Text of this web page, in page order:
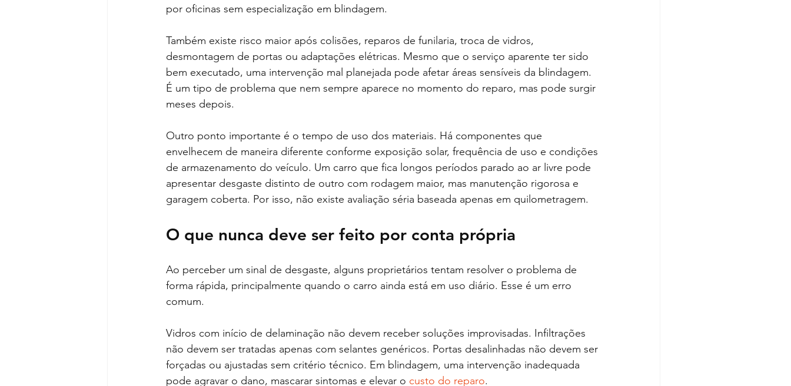
por oficinas sem especialização em blindagem.
Também existe risco maior após colisões, reparos de funilaria, troca de vidros,
desmontagem de portas ou adaptações elétricas. Mesmo que o serviço aparente ter sido
bem executado, uma intervenção mal planejada pode afetar áreas sensíveis da blindagem.
É um tipo de problema que nem sempre aparece no momento do reparo, mas pode surgir
meses depois.
Outro ponto importante é o tempo de uso dos materiais. Há componentes que
envelhecem de maneira diferente conforme exposição solar, frequência de uso e condições
de armazenamento do veículo. Um carro que fica longos períodos parado ao ar livre pode
apresentar desgaste distinto de outro com rodagem maior, mas manutenção rigorosa e
garagem coberta. Por isso, não existe avaliação séria baseada apenas em quilometragem.
O que nunca deve ser feito por conta própria
Ao perceber um sinal de desgaste, alguns proprietários tentam resolver o problema de
forma rápida, principalmente quando o carro ainda está em uso diário. Esse é um erro
comum.
Vidros com início de delaminação não devem receber soluções improvisadas. Infiltrações
não devem ser tratadas apenas com selantes genéricos. Portas desalinhadas não devem ser
forçadas ou ajustadas sem critério técnico. Em blindagem, uma intervenção inadequada
pode agravar o dano, mascarar sintomas e elevar o custo do reparo.